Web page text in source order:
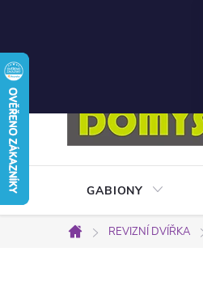
Přejít
na
obsah
GABIONY
Domů
REVIZNÍ DVÍŘKA